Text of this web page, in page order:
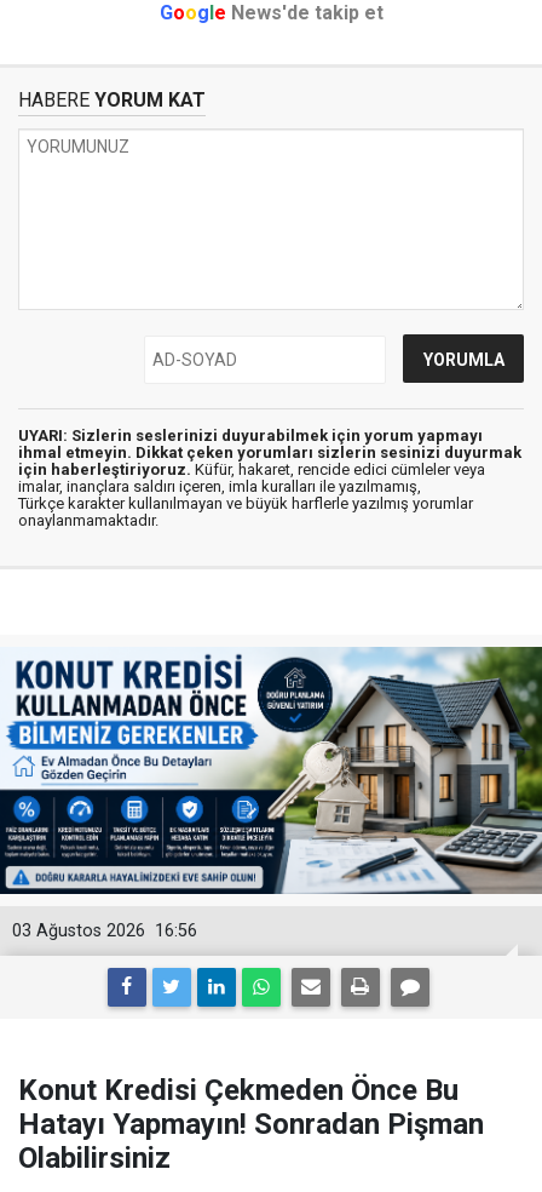
Google News'de takip et
HABERE YORUM KAT
UYARI: Sizlerin seslerinizi duyurabilmek için yorum yapmayı
ihmal etmeyin. Dikkat çeken yorumları sizlerin sesinizi duyurmak
için haberleştiriyoruz. Küfür, hakaret, rencide edici cümleler veya
imalar, inançlara saldırı içeren, imla kuralları ile yazılmamış,
Türkçe karakter kullanılmayan ve büyük harflerle yazılmış yorumlar
onaylanmamaktadır.
16:56
03 Ağustos 2026
Konut Kredisi Çekmeden Önce Bu
Hatayı Yapmayın! Sonradan Pişman
Olabilirsiniz